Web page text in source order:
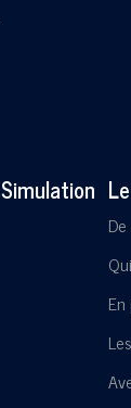
Simulation